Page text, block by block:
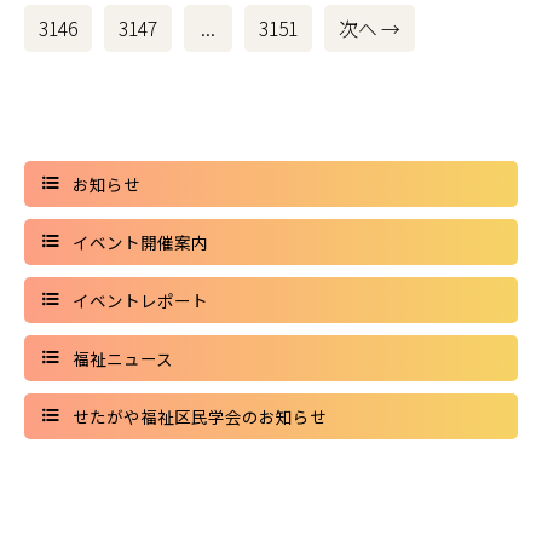
3146 3147 ... 3151 次へ →
お知らせ
イベント開催案内
イベントレポート
福祉ニュース
せたがや福祉区民学会のお知らせ